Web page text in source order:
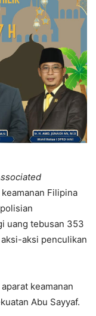
Filipina
uang tebusan 353
aksi penculikan
keamanan
Abu Sayyaf.